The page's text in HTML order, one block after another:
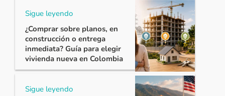
Sigue leyendo
¿Comprar sobre planos, en
construcción o entrega
inmediata? Guía para elegir
vivienda nueva en Colombia
Sigue leyendo